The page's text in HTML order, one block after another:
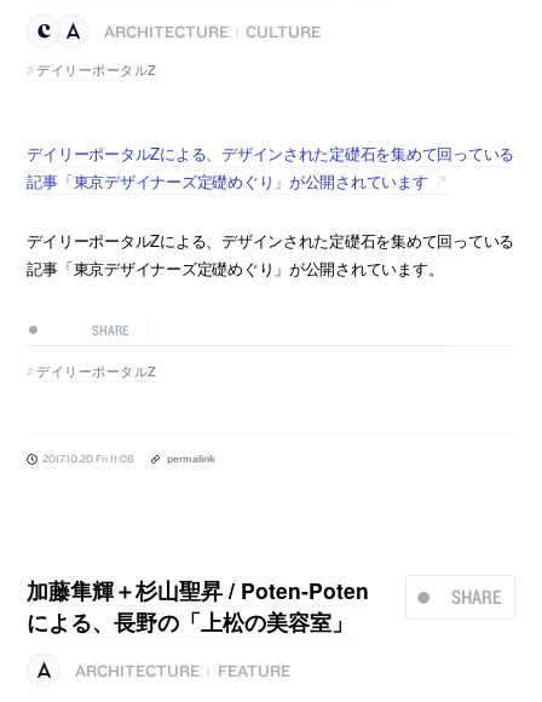
ARCHITECTURE
CULTURE
デイリーポータルZ
デイリーポータルZによる、デザインされた定礎石を集めて回っている
記事「東京デザイナーズ定礎めぐり」が公開されています
デイリーポータルZによる、デザインされた定礎石を集めて回っている
記事「東京デザイナーズ定礎めぐり」が公開されています。
SHARE
デイリーポータルZ
2017.10.20 Fri 11:08 permalink
SHARE
加藤隼輝＋杉山聖昇 / Poten-Poten
による、長野の「上松の美容室」
ARCHITECTURE
FEATURE